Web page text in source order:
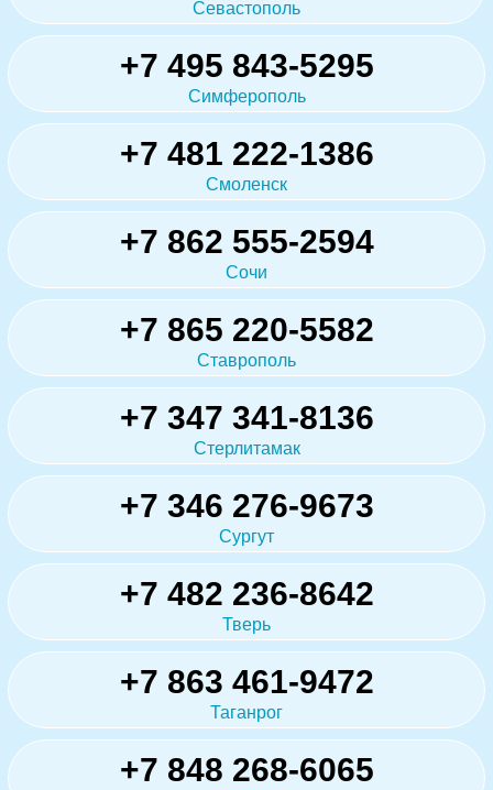
Севастополь
+7 495 843-5295
Симферополь
+7 481 222-1386
Смоленск
+7 862 555-2594
Сочи
+7 865 220-5582
Ставрополь
+7 347 341-8136
Стерлитамак
+7 346 276-9673
Сургут
+7 482 236-8642
Тверь
+7 863 461-9472
Таганрог
+7 848 268-6065